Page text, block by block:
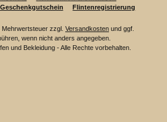
Geschenkgutschein Flintenregistrierung
zzgl. Versandkosten und ggf.
wenn nicht anders angegeben.
und Bekleidung - Alle Rechte vorbehalten.